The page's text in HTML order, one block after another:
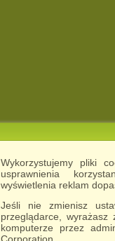
Wykorzystujemy pliki
usprawnienia
wyświetlenia reklam
Jeśli nie zmienisz
przeglądarce,
komputerze przez